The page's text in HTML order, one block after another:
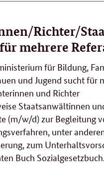
Richter/
mehrere
für Bildung,
und Jugend sucht für
und Richter
Staatsanwältinnen
(m/w/d) zur Begleitung
unter
zum
Buch Sozialgesetzbuch.